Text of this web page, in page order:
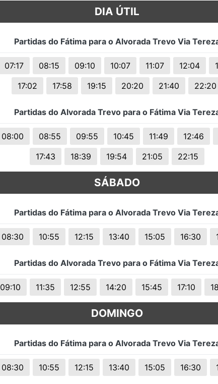
DIA ÚTIL
Partidas do Fátima para o Alvorada Trevo Via
07:17 08:15 09:10 10:07 11:07 12:04
17:02
17:58 19:15 20:20 21:40 22:20
Partidas do Alvorada Trevo para o Fátima Via
08:00 08:55 09:55 10:45 11:49 12:46
17:43
18:39 19:54 21:05 22:15
SÁBADO
Partidas do Fátima para o Alvorada Trevo Via
08:30 10:55 12:15 13:40 15:05 16:30
Partidas do Alvorada Trevo para o Fátima Via
09:10 11:35 12:55 14:20 15:45 17:10
DOMINGO
Partidas do Fátima para o Alvorada Trevo Via
08:30 10:55 12:15 13:40 15:05 16:30